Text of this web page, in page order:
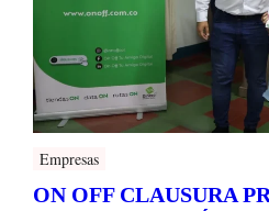
Empresas
ON OFF CLAUSURA